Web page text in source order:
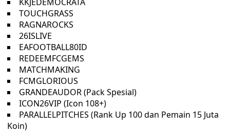
TOUCHGRASS
RAGNAROCKS
26ISLIVE
EAFOOTBALL80ID
REDEEMFCGEMS
MATCHMAKING
FCMGLORIOUS
GRANDEAUDOR (Pack Spesial)
ICON26VIP (Icon 108+)
PARALLELPITCHES (Rank Up 100 dan Pemain 15 Juta
Koin)